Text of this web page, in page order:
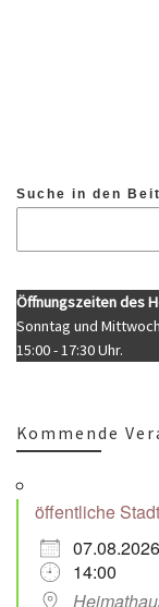
Suche in den
Öffnungszeiten des
Sonntag und Mittwoch
15:00 - 17:30 Uhr.
Kommende
öffentliche
07.08.2026
14:00